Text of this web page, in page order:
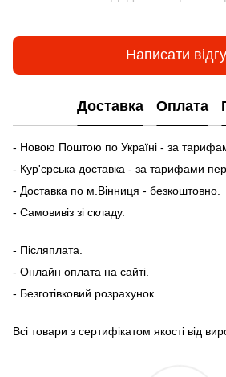
Написати
Доставка Оплата
- Новою Поштою по Україні - за
- Кур'єрська доставка - за тарифами
- Доставка по м.Вінниця - безкоштовно.
- Самовивіз зі складу.
- Післяплата.
- Онлайн оплата на сайті.
- Безготівковий розрахунок.
Всі товари з сертифікатом якості від